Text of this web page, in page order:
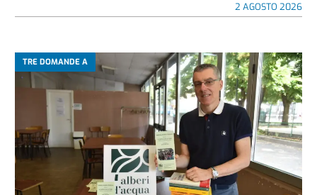
2 AGOSTO 2026
TRE DOMANDE A